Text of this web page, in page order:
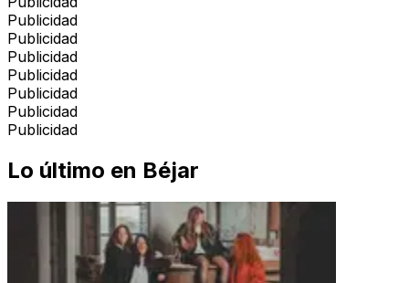
Publicidad
Publicidad
Publicidad
Publicidad
Publicidad
Publicidad
Publicidad
Lo último en Béjar